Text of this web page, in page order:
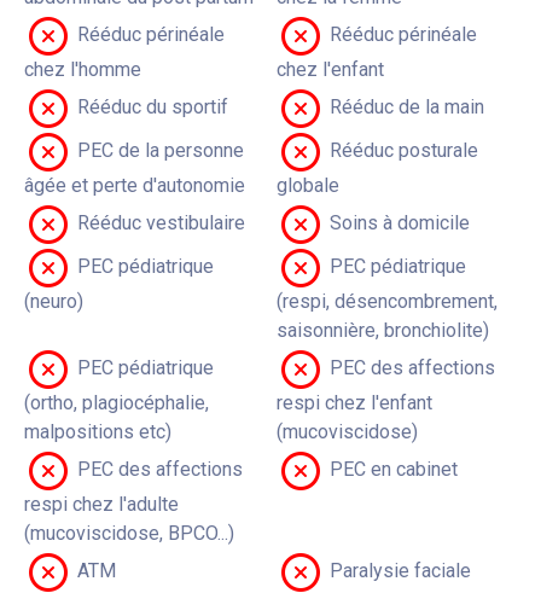
Rééduc périnéale
chez l'homme
Rééduc périnéale
chez l'enfant
Rééduc du sportif
Rééduc de la main
PEC de la personne
âgée et perte d'autonomie
Rééduc posturale
globale
Rééduc vestibulaire
Soins à domicile
PEC pédiatrique
(neuro)
PEC pédiatrique
(respi, désencombrement,
saisonnière, bronchiolite)
PEC pédiatrique
(ortho, plagiocéphalie,
malpositions etc)
PEC des affections
respi chez l'enfant
(mucoviscidose)
PEC des affections
respi chez l'adulte
(mucoviscidose, BPCO...)
PEC en cabinet
ATM
Paralysie faciale